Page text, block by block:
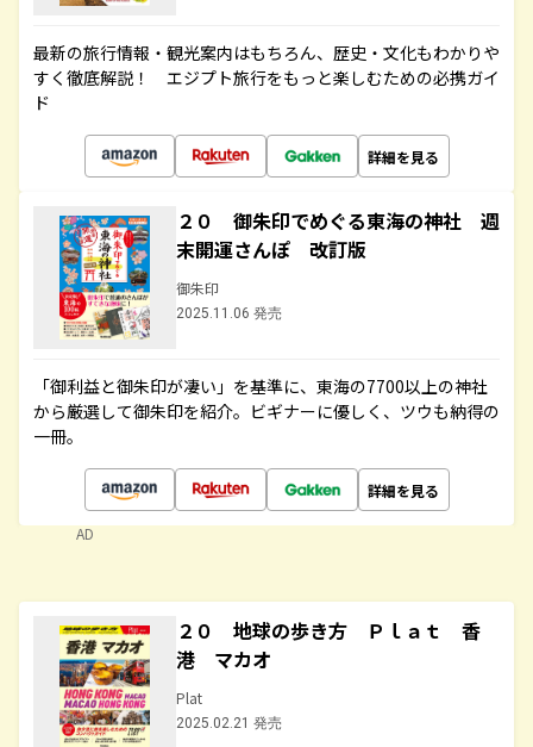
最新の旅行情報・観光案内はもちろん、歴史・文化もわかりや
すく徹底解説！ エジプト旅行をもっと楽しむための必携ガイ
ド
詳細を見る
２０ 御朱印でめぐる東海の神社 週
末開運さんぽ 改訂版
御朱印
2025.11.06 発売
「御利益と御朱印が凄い」を基準に、東海の7700以上の神社
から厳選して御朱印を紹介。ビギナーに優しく、ツウも納得の
一冊。
詳細を見る
AD
２０ 地球の歩き方 Ｐｌａｔ 香
港 マカオ
Plat
2025.02.21 発売